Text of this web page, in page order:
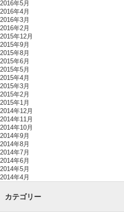
2016年5月
2016年4月
2016年3月
2016年2月
2015年12月
2015年9月
2015年8月
2015年6月
2015年5月
2015年4月
2015年3月
2015年2月
2015年1月
2014年12月
2014年11月
2014年10月
2014年9月
2014年8月
2014年7月
2014年6月
2014年5月
2014年4月
カテゴリー